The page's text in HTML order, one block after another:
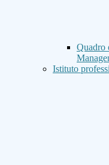
Quadro
Istituto